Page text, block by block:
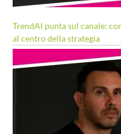
TrendAI punta sul canale:
al centro della strategia